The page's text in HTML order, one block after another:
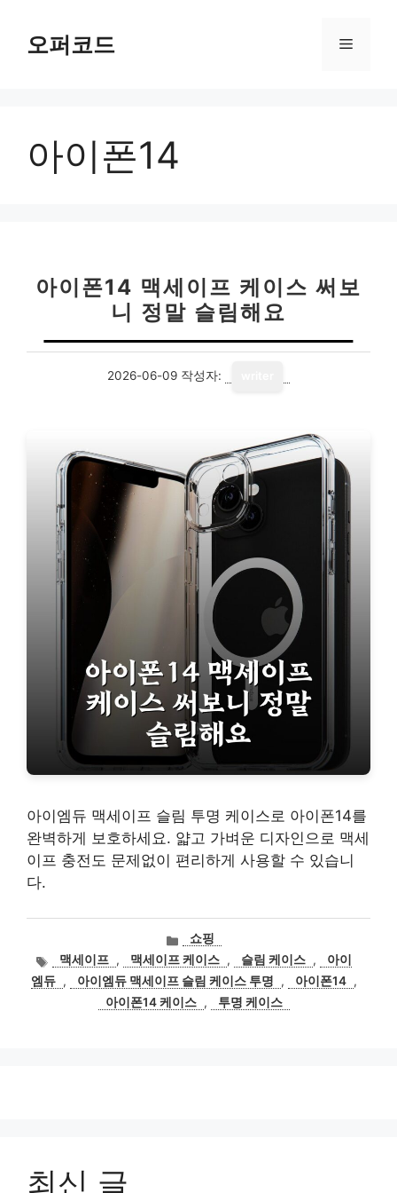
오퍼코드 메
아이폰14
아이폰14 맥세이프 케이스 써보
니 정말 슬림해요
2026-06-09 작성자:
아이엠듀 맥세이프 슬림 투명 케이스로 아이폰14를
완벽하게 보호하세요. 얇고 가벼운 디자인으로 맥세
이프 충전도 문제없이 편리하게 사용할 수 있습니
다.
카
테
고
리
쇼핑
태
그
맥세이프 , 맥세이프 케이스 , 슬림 케이스 ,
아이
엠듀 , 아이엠듀 맥세이프 슬림 케이스 투명 , 아이폰14 ,
아이폰14 케이스 , 투명 케이스
최신 글